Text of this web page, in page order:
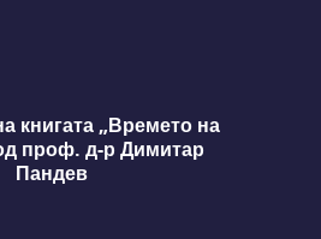
книгата „Времето на
проф. д-р Димитар
Пандев